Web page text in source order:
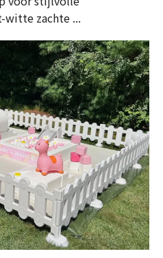
witte zachte ...